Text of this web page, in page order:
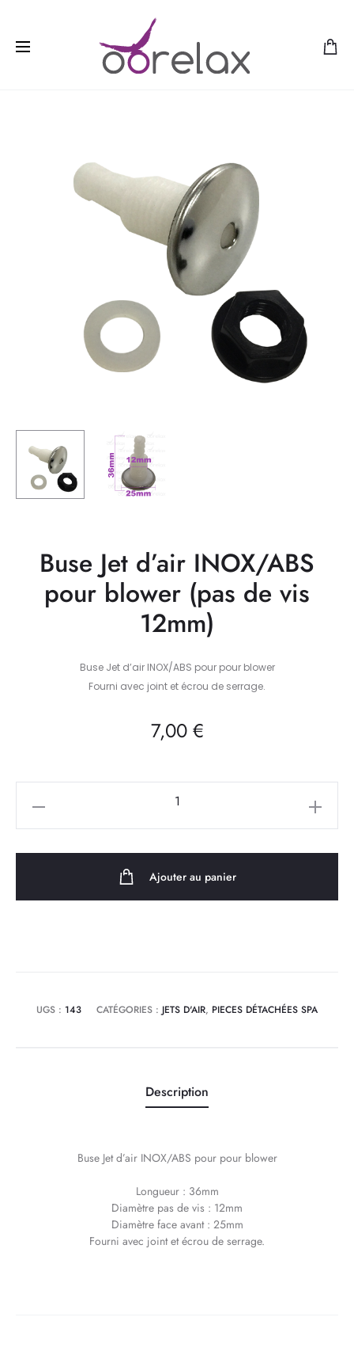
Buse Jet d’air INOX/ABS
pour blower (pas de vis
12mm)
Buse Jet d’air INOX/ABS pour pour blower
Fourni avec joint et écrou de serrage.
7,00 €
Ajouter au panier
UGS : 143 CATÉGORIES : JETS D'AIR, PIECES DÉTACHÉES SPA
Description
Buse Jet d’air INOX/ABS pour pour blower
Longueur : 36mm
Diamètre pas de vis : 12mm
Diamètre face avant : 25mm
Fourni avec joint et écrou de serrage.